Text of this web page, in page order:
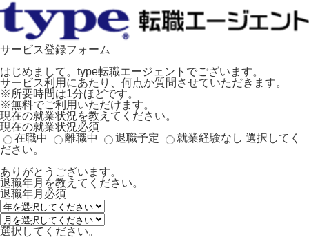
サービス登録フォーム
はじめまして。type転職エージェントでございます。
サービス利用にあたり、何点か質問させていただきます。
※所要時間は1分ほどです。
※無料でご利用いただけます。
現在の就業状況を教えてください。
現在の就業状況必須
在職中
離職中 退職予定 就業経験なし 選択してく
ださい。
ありがとうございます。
退職年月を教えてください。
退職年月 必須
選択してください。